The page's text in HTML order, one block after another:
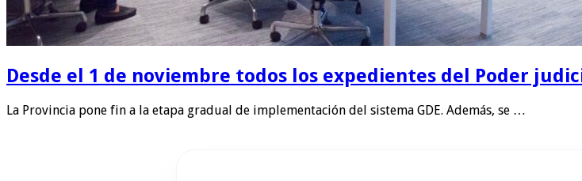
Desde el 1 de noviembre todos los expedientes del Poder
La Provincia pone fin a la etapa gradual de implementación del sistema GDE. Además, se …